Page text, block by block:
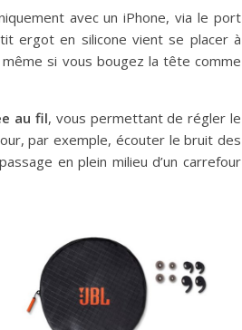
avec un iPhone, via le port
ergot en silicone vient se placer à
si vous bougez la tête comme
au fil, vous permettant de régler le
par exemple, écouter le bruit des
en plein milieu d’un carrefour